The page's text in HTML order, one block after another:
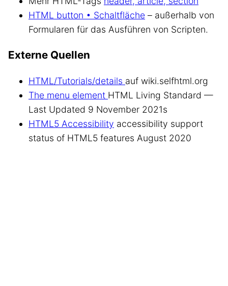
HTML button • Schaltfläche – außerhalb von
Formularen für das Ausführen von Scripten.
Externe Quellen
HTML/Tutorials/details auf wiki.selfhtml.org
The menu element HTML Living Standard —
Last Updated 9 November 2021s
HTML5 Accessibility accessibility support
status of HTML5 features August 2020